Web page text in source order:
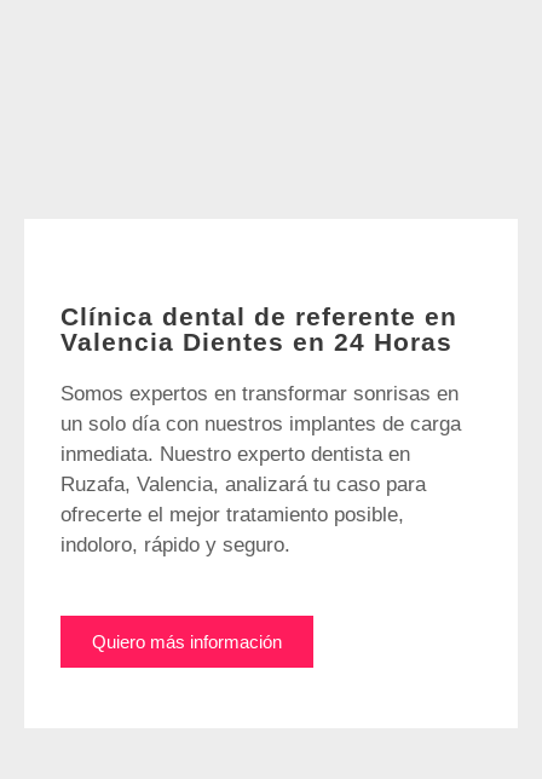
Clínica dental de referente en
Valencia Dientes en 24 Horas
Somos expertos en transformar sonrisas en
un solo día con nuestros implantes de carga
inmediata. Nuestro experto dentista en
Ruzafa, Valencia, analizará tu caso para
ofrecerte el mejor tratamiento posible,
indoloro, rápido y seguro.
Quiero más información